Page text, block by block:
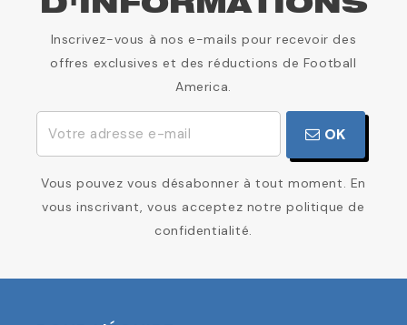
D'INFORMATIONS
Inscrivez-vous à nos e-mails pour recevoir des
offres exclusives et des réductions de Football
America.
OK
Vous pouvez vous désabonner à tout moment. En
vous inscrivant, vous acceptez notre politique de
confidentialité.